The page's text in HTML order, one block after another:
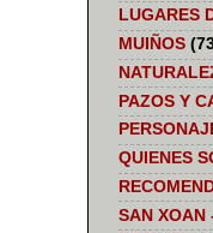
LUGARES
MUIÑOS
PAZOS Y
QUIENES
SAN XOAN